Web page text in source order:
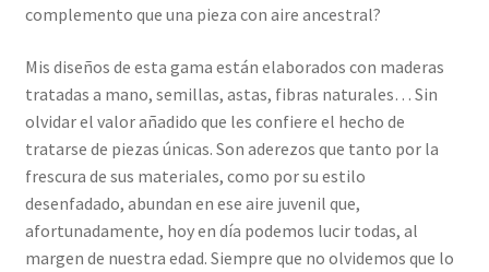
complemento que una pieza con aire ancestral?
Mis diseños de esta gama están elaborados con maderas
tratadas a mano, semillas, astas, fibras naturales… Sin
olvidar el valor añadido que les confiere el hecho de
tratarse de piezas únicas. Son aderezos que tanto por la
frescura de sus materiales, como por su estilo
desenfadado, abundan en ese aire juvenil que,
afortunadamente, hoy en día podemos lucir todas, al
margen de nuestra edad. Siempre que no olvidemos que lo